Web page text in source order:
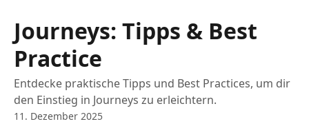
Journeys: Tipps & Best
Practice
Entdecke praktische Tipps und Best Practices, um dir
den Einstieg in Journeys zu erleichtern.
11. Dezember 2025